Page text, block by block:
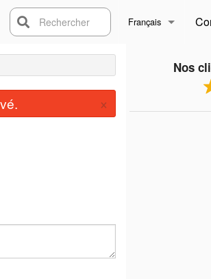
Français
English
Rechercher
Nos
×